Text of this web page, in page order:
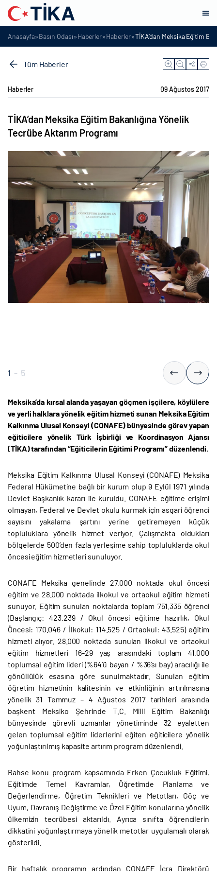
Anasayfa»Basın Odası»Haberler»Haberler»TİKA’dan Meksika Eğitim
Tüm Haberler
Haberler 09 Ağustos 2017
TİKA’dan Meksika Eğitim Bakanlığına Yönelik
Tecrübe Aktarım Programı
1 - 5
Meksika’da kırsal alanda yaşayan göçmen işçilere, köylülere
ve yerli halklara yönelik eğitim hizmeti sunan Meksika Eğitim
Kalkınma Ulusal Konseyi (CONAFE) bünyesinde görev yapan
eğiticilere yönelik Türk İşbirliği ve Koordinasyon Ajansı
(TİKA) tarafından “Eğiticilerin Eğitimi Programı” düzenlendi.
Meksika Eğitim Kalkınma Ulusal Konseyi (CONAFE) Meksika
Federal Hükümetine bağlı bir kurum olup 9 Eylül 1971 yılında
Devlet Başkanlık kararı ile kuruldu. CONAFE eğitime erişimi
olmayan, Federal ve Devlet okulu kurmak için asgari öğrenci
sayısını yakalama şartını yerine getiremeyen küçük
topluluklara yönelik hizmet veriyor. Çalışmakta oldukları
bölgelerde 500’den fazla yerleşime sahip topluluklarda okul
öncesi eğitim hizmetleri sunuluyor.
CONAFE Meksika genelinde 27.000 noktada okul öncesi
eğitim ve 28.000 noktada ilkokul ve ortaokul eğitim hizmeti
sunuyor. Eğitim sunulan noktalarda toplam 751.335 öğrenci
(Başlangıç: 423.239 / Okul öncesi eğitime hazırlık, Okul
Öncesi: 170.046 / İlkokul: 114.525 / Ortaokul: 43.525) eğitim
hizmeti alıyor. 28.000 noktada sunulan ilkokul ve ortaokul
eğitim hizmetleri 16-29 yaş arasındaki toplam 41.000
toplumsal eğitim lideri (%64’ü bayan / %36’sı bay) aracılığı ile
gönüllülük esasına göre sunulmaktadır. Sunulan eğitim
öğretim hizmetinin kalitesinin ve etkinliğinin artırılmasına
yönelik 31 Temmuz – 4 Ağustos 2017 tarihleri arasında
başkent Meksiko Şehrinde T.C. Milli Eğitim Bakanlığı
bünyesinde görevli uzmanlar yönetiminde 32 eyaletten
gelen toplumsal eğitim liderlerini eğiten eğiticilere yönelik
yoğunlaştırılmış kapasite artırım program düzenlendi.
Bahse konu program kapsamında Erken Çocukluk Eğitimi,
Eğitimde Temel Kavramlar, Öğretimde Planlama ve
Değerlendirme, Öğretim Teknikleri ve Metotları, Göç ve
Uyum, Davranış Değiştirme ve Özel Eğitim konularına yönelik
ülkemizin tecrübesi aktarıldı. Ayrıca sınıfta öğrencilerin
dikkatini yoğunlaştırmaya yönelik metotlar uygulamalı olarak
gösterildi.
Bir haftalık programın ardından CONAFE İcra Direktörü